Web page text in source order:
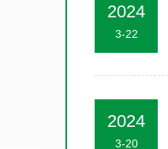
2024
3-22
2024
3-20